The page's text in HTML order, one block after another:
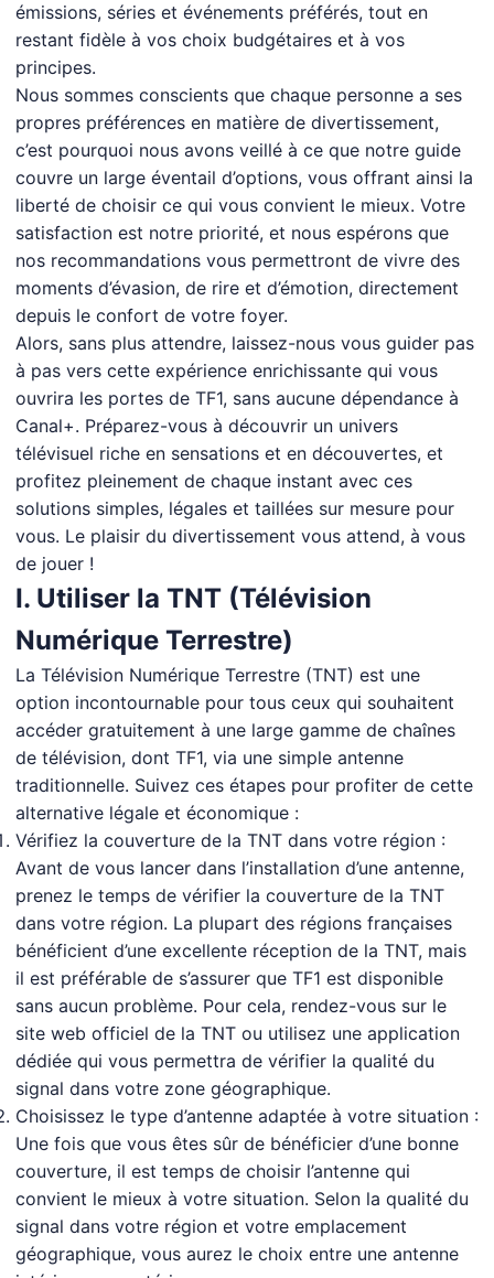
émissions, séries et événements préférés, tout en
restant fidèle à vos choix budgétaires et à vos
principes.
Nous sommes conscients que chaque personne a ses
propres préférences en matière de divertissement,
c’est pourquoi nous avons veillé à ce que notre guide
couvre un large éventail d’options, vous offrant ainsi la
liberté de choisir ce qui vous convient le mieux. Votre
satisfaction est notre priorité, et nous espérons que
nos recommandations vous permettront de vivre des
moments d’évasion, de rire et d’émotion, directement
depuis le confort de votre foyer.
Alors, sans plus attendre, laissez-nous vous guider pas
à pas vers cette expérience enrichissante qui vous
ouvrira les portes de TF1, sans aucune dépendance à
Canal+. Préparez-vous à découvrir un univers
télévisuel riche en sensations et en découvertes, et
profitez pleinement de chaque instant avec ces
solutions simples, légales et taillées sur mesure pour
vous. Le plaisir du divertissement vous attend, à vous
de jouer !
I. Utiliser la TNT (Télévision
Numérique Terrestre)
La Télévision Numérique Terrestre (TNT) est une
option incontournable pour tous ceux qui souhaitent
accéder gratuitement à une large gamme de chaînes
de télévision, dont TF1, via une simple antenne
traditionnelle. Suivez ces étapes pour profiter de cette
alternative légale et économique :
Vérifiez la couverture de la TNT dans votre région :
Avant de vous lancer dans l’installation d’une antenne,
prenez le temps de vérifier la couverture de la TNT
dans votre région. La plupart des régions françaises
bénéficient d’une excellente réception de la TNT, mais
il est préférable de s’assurer que TF1 est disponible
sans aucun problème. Pour cela, rendez-vous sur le
site web officiel de la TNT ou utilisez une application
dédiée qui vous permettra de vérifier la qualité du
signal dans votre zone géographique.
Choisissez le type d’antenne adaptée à votre situation :
Une fois que vous êtes sûr de bénéficier d’une bonne
couverture, il est temps de choisir l’antenne qui
convient le mieux à votre situation. Selon la qualité du
signal dans votre région et votre emplacement
géographique, vous aurez le choix entre une antenne